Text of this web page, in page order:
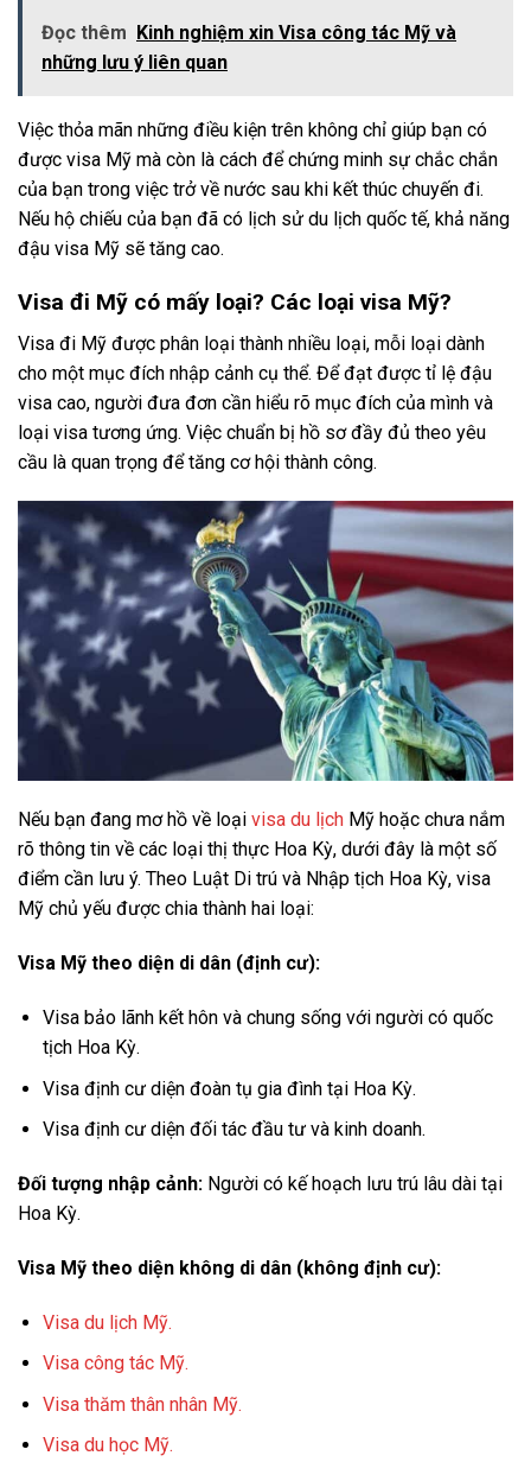
Đọc thêm
Kinh nghiệm xin Visa công tác Mỹ và
những lưu ý liên quan
Việc thỏa mãn những điều kiện trên không chỉ giúp bạn có
được visa Mỹ mà còn là cách để chứng minh sự chắc chắn
của bạn trong việc trở về nước sau khi kết thúc chuyến đi.
Nếu hộ chiếu của bạn đã có lịch sử du lịch quốc tế, khả năng
đậu visa Mỹ sẽ tăng cao.
Visa đi Mỹ có mấy loại? Các loại visa Mỹ?
Visa đi Mỹ được phân loại thành nhiều loại, mỗi loại dành
cho một mục đích nhập cảnh cụ thể. Để đạt được tỉ lệ đậu
visa cao, người đưa đơn cần hiểu rõ mục đích của mình và
loại visa tương ứng. Việc chuẩn bị hồ sơ đầy đủ theo yêu
cầu là quan trọng để tăng cơ hội thành công.
Nếu bạn đang mơ hồ về loại visa du lịch Mỹ hoặc chưa nắm
rõ thông tin về các loại thị thực Hoa Kỳ, dưới đây là một số
điểm cần lưu ý. Theo Luật Di trú và Nhập tịch Hoa Kỳ, visa
Mỹ chủ yếu được chia thành hai loại:
Visa Mỹ theo diện di dân (định cư):
Visa bảo lãnh kết hôn và chung sống với người có quốc
tịch Hoa Kỳ.
Visa định cư diện đoàn tụ gia đình tại Hoa Kỳ.
Visa định cư diện đối tác đầu tư và kinh doanh.
Đối tượng nhập cảnh: Người có kế hoạch lưu trú lâu dài tại
Hoa Kỳ.
Visa Mỹ theo diện không di dân (không định cư):
Visa du lịch Mỹ.
Visa công tác Mỹ.
Visa thăm thân nhân Mỹ.
Visa du học Mỹ.